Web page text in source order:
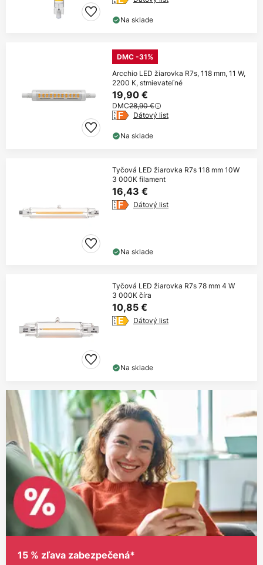
Na sklade
DMC -31%
Arcchio LED žiarovka R7s, 118 mm, 11 W,
2200 K, stmievateľné
19,90 €
DMC28,90 €
Dátový list
Na sklade
Tyčová LED žiarovka R7s 118 mm 10W
3 000K filament
16,43 €
Dátový list
Na sklade
Tyčová LED žiarovka R7s 78 mm 4 W
3 000K číra
10,85 €
Dátový list
Na sklade
15 % zľava zabezpečená*